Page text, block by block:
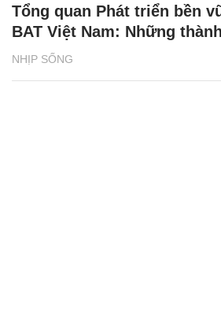
NHỊP SỐNG
Tổng quan Phát triển bền
BAT Việt Nam: Những